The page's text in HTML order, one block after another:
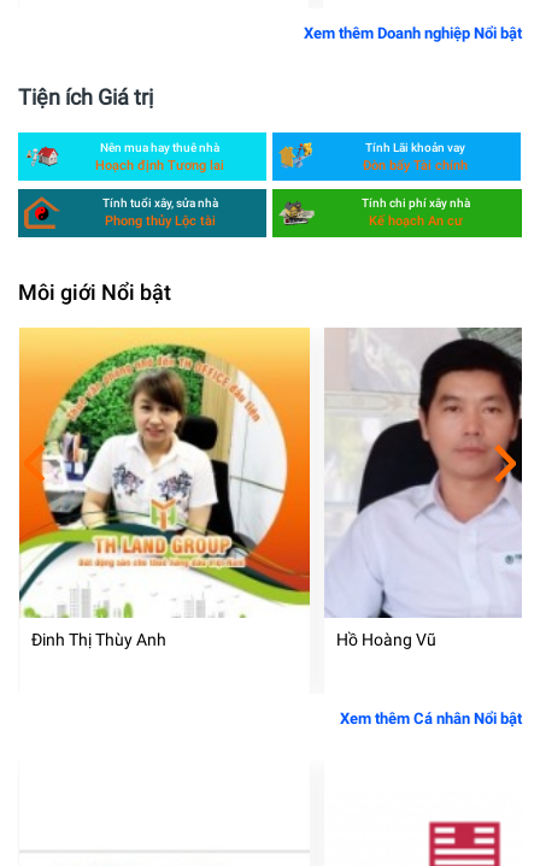
Xem thêm Doanh nghiệp Nổi bật
Tiện ích Giá trị
Nên mua hay thuê nhà
Hoạch định Tương lai
Tính Lãi khoản vay
Đòn bẩy Tài chính
Tính tuổi xây, sửa nhà
Phong thủy Lộc tài
Tính chi phí xây nhà
Kế hoạch An cư
Môi giới Nổi bật
Đinh Thị Thùy Anh Hồ Hoàng Vũ
Xem thêm Cá nhân Nổi bật